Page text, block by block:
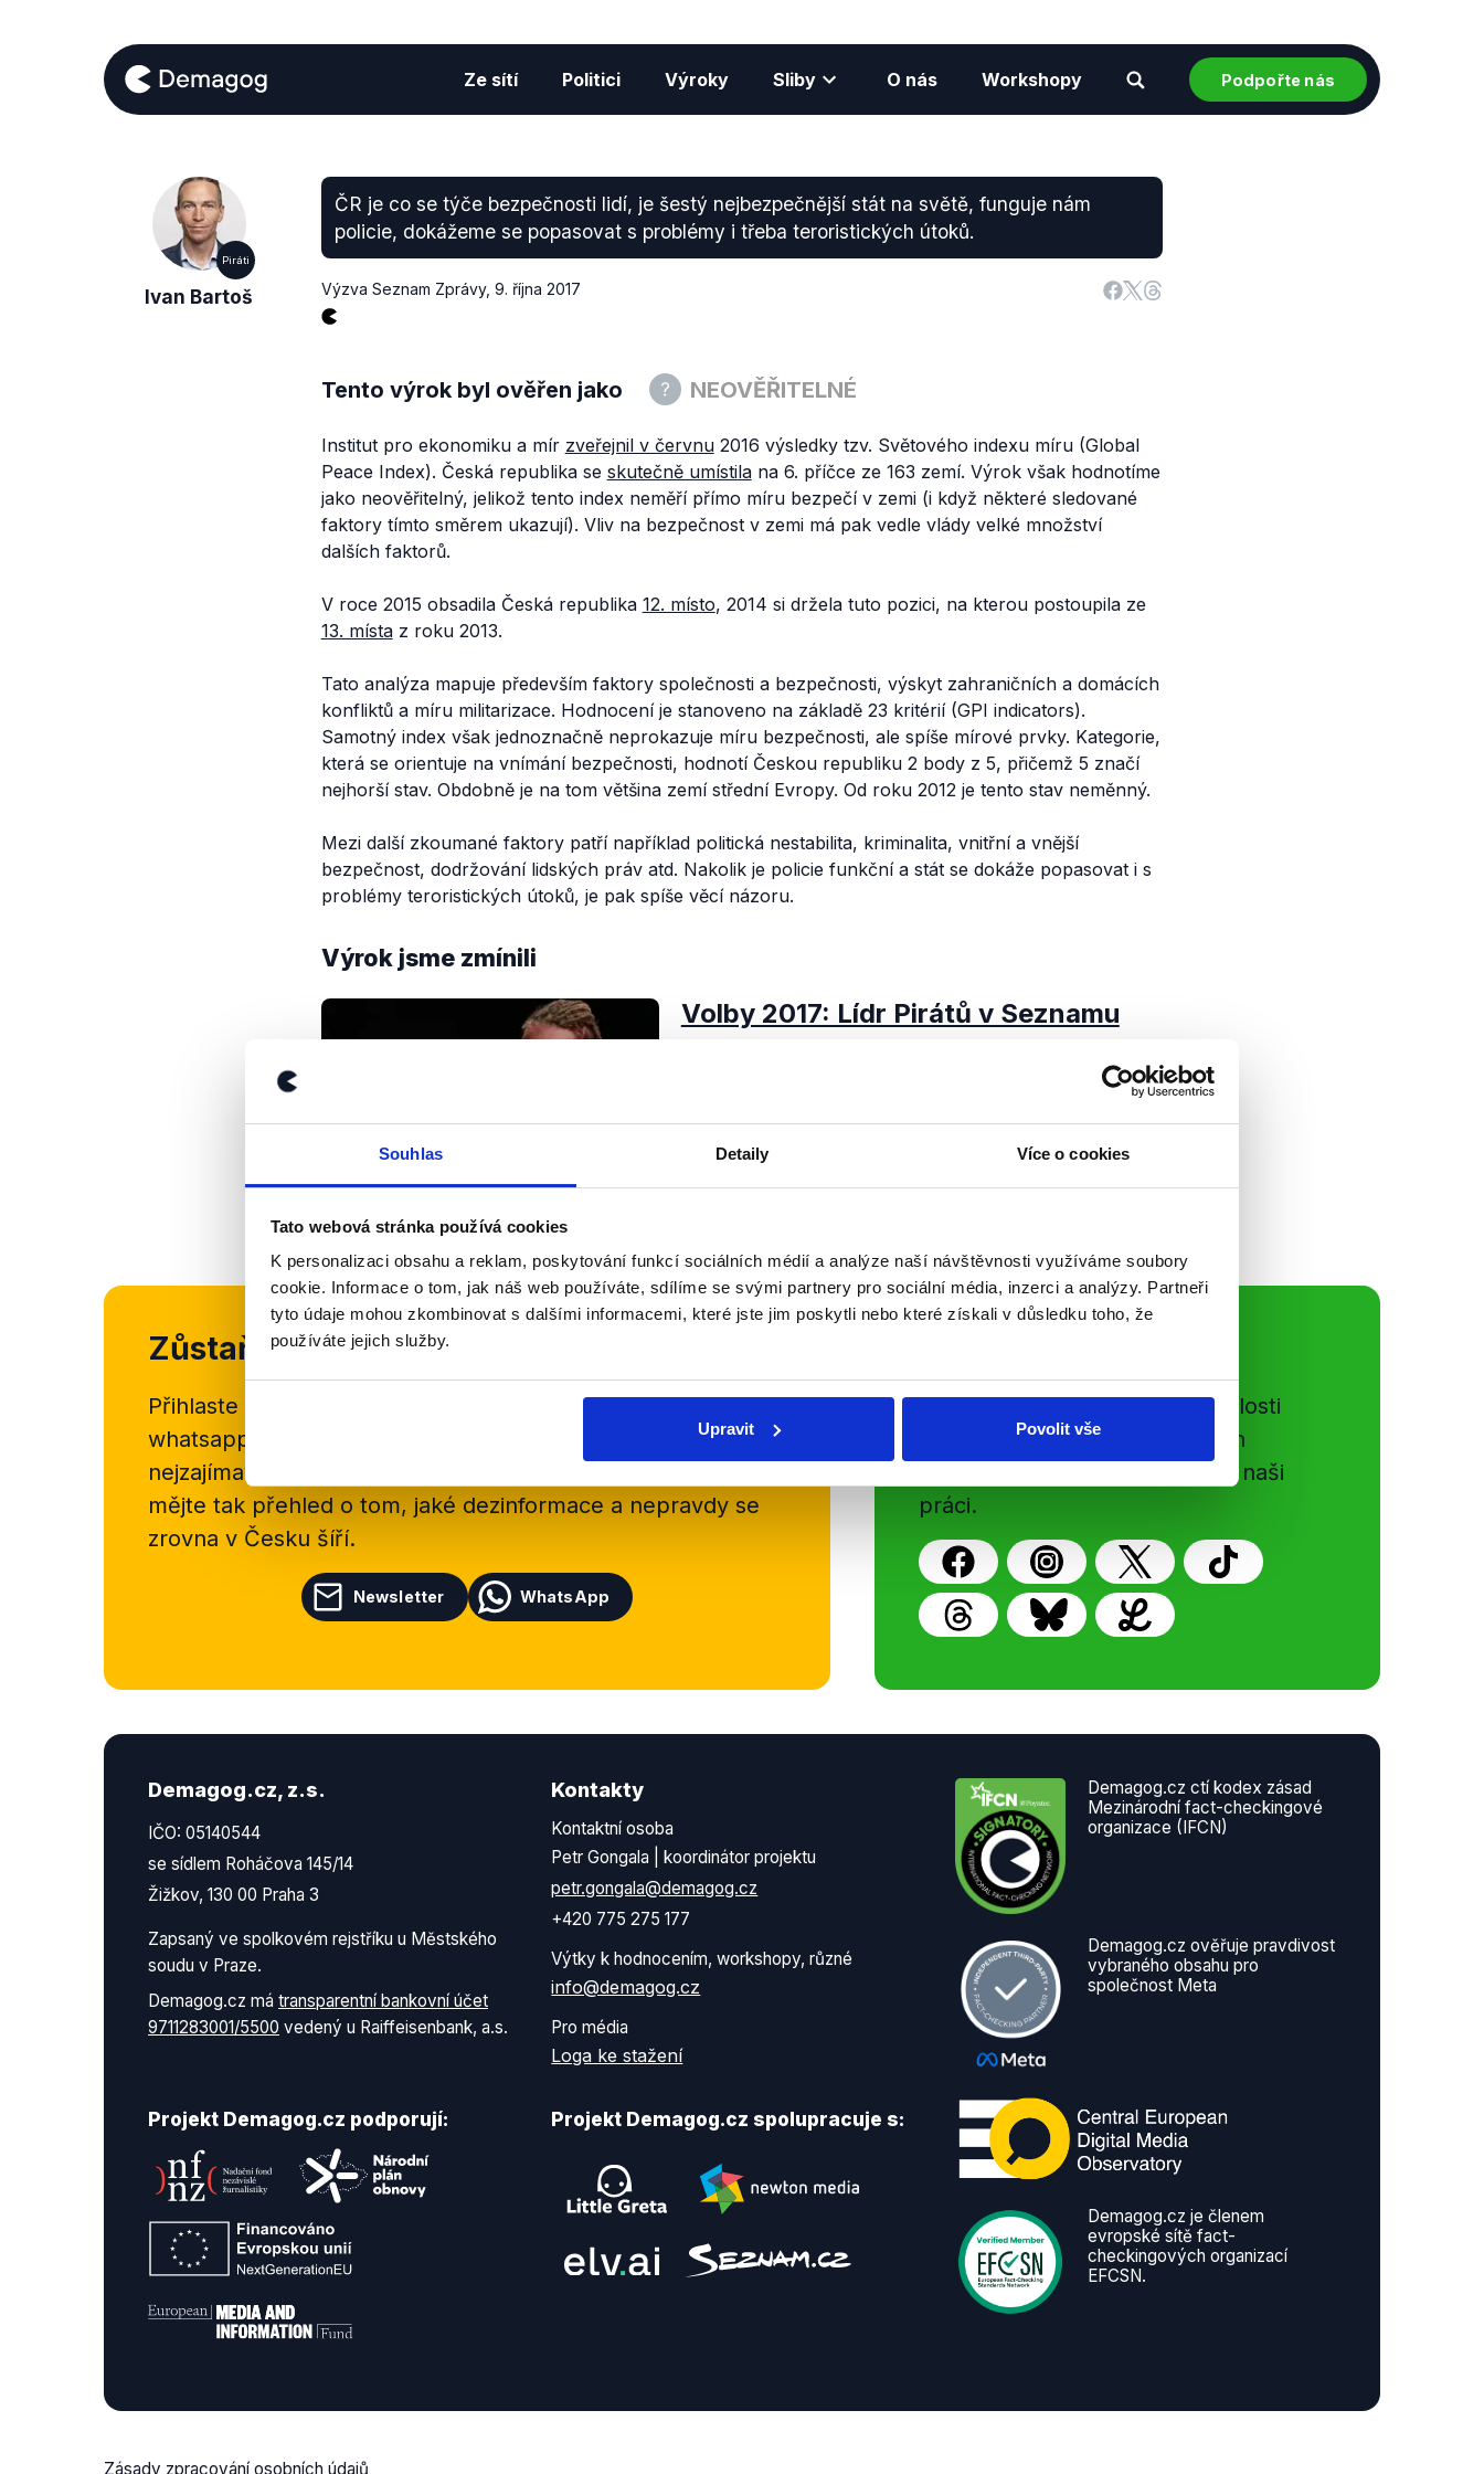
Souhlas Detaily Více o cookies
Tato webová stránka používá cookies
K personalizaci obsahu a reklam, poskytování funkcí sociálních médií a analýze naší návštěvnosti využíváme soubory
cookie. Informace o tom, jak náš web používáte, sdílíme se svými partnery pro sociální média, inzerci a analýzy. Partneři
tyto údaje mohou zkombinovat s dalšími informacemi, které jste jim poskytli nebo které získali v důsledku toho, že
používáte jejich služby.
Upravit Povolit vše
Ze sítí Politici Výroky Sliby O nás Workshopy Podpořte nás
Piráti
Ivan Bartoš
ČR je co se týče bezpečnosti lidí, je šestý nejbezpečnější stát na světě, funguje nám
policie, dokážeme se popasovat s problémy i třeba teroristických útoků.
Výzva Seznam Zprávy, 9. října 2017
Tento výrok byl ověřen jako NEOVĚŘITELNÉ
Institut pro ekonomiku a mír zveřejnil v červnu2016 výsledky tzv. Světového indexu míru (Global
Peace Index). Česká republika se skutečně umístilana 6. příčce ze 163 zemí. Výrok však hodnotíme
jako neověřitelný, jelikož tento index neměří přímo míru bezpečí v zemi (i když některé sledované
faktory tímto směrem ukazují). Vliv na bezpečnost v zemi má pak vedle vlády velké množství
dalších faktorů.
V roce 2015 obsadila Česká republika 12. místo, 2014 si držela tuto pozici, na kterou postoupila ze
13. místaz roku 2013.
Tato analýza mapuje především faktory společnosti a bezpečnosti, výskyt zahraničních a domácích
konfliktů a míru militarizace. Hodnocení je stanoveno na základě 23 kritérií (GPI indicators).
Samotný index však jednoznačně neprokazuje míru bezpečnosti, ale spíše mírové prvky. Kategorie,
která se orientuje na vnímání bezpečnosti, hodnotí Českou republiku 2 body z 5, přičemž 5 značí
nejhorší stav. Obdobně je na tom většina zemí střední Evropy. Od roku 2012 je tento stav neměnný.
Mezi další zkoumané faktory patří například politická nestabilita, kriminalita, vnitřní a vnější
bezpečnost, dodržování lidských práv atd. Nakolik je policie funkční a stát se dokáže popasovat i s
problémy teroristických útoků, je pak spíše věcí názoru.
Výrok jsme zmínili
Volby 2017: Lídr Pirátů v Seznamu
relevantních stran, a proto jsme se pustili do analýzy
rozhovorů pro Seznam zprávy. Jako první přišel...
Zůstaňme v kontaktu
Přihlaste se k odběru našeho
newsletteru nebo
whatsappového kanálu, kde pravidelně přinášíme shrnutí
nejzajímavějších článků a analýz. Začněte nás odebírat, a
mějte tak přehled o tom, jaké dezinformace a nepravdy se
zrovna v Česku šíří.
Newsletter WhatsApp
Nenechte si ujít nejnovější události
z Demagog.cz. Sdílením našich
příspěvků přátelům podpoříte naši
práci.
Demagog.cz, z.s.
IČO: 05140544
se sídlem Roháčova 145/14
Žižkov, 130 00 Praha 3
Zapsaný ve spolkovém rejstříku u Městského
soudu v Praze.
Demagog.cz má transparentní bankovní účet
9711283001/5500 vedený u Raiffeisenbank, a.s.
Kontakty
Kontaktní osoba
Petr Gongala | koordinátor projektu
petr.gongala@demagog.cz
+420 775 275 177
Výtky k hodnocením, workshopy, různé
info@demagog.cz
Pro média
Loga ke stažení
Projekt Demagog.cz podporují: Projekt Demagog.cz spolupracuje s:
Demagog.cz ctí kodex zásad
Mezinárodní fact-checkingové
organizace (IFCN)
Demagog.cz ověřuje pravdivost
vybraného obsahu pro
společnost Meta
Demagog.cz je členem
evropské sítě fact-
checkingových organizací
EFCSN.
Zásady zpracování osobních údajů